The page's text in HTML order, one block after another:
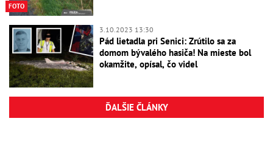
FOTO
3.10.2023 13:30
Pád lietadla pri Senici: Zrútilo sa za
domom bývalého hasiča! Na mieste bol
okamžite, opísal, čo videl
ĎALŠIE ČLÁNKY